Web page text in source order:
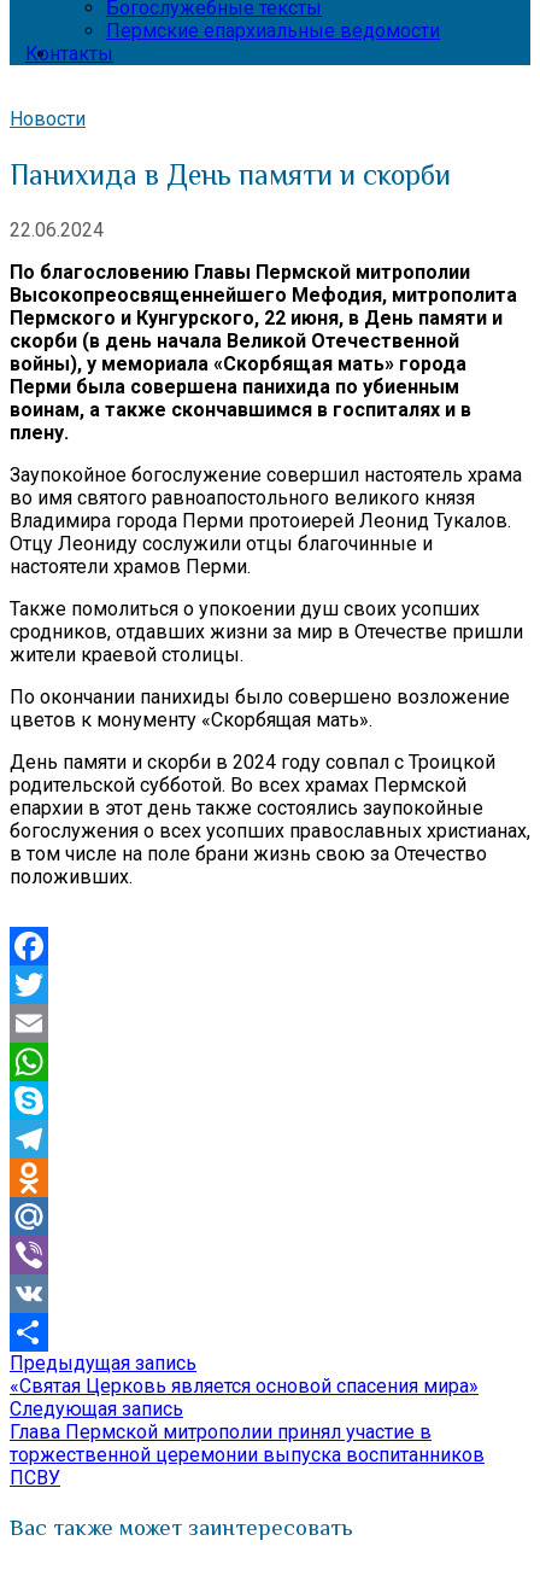
Богослужебные тексты
Пермские епархиальные ведомости
Контакты
Новости
Панихида в День памяти и скорби
22.06.2024
По благословению Главы Пермской митрополии
Высокопреосвященнейшего Мефодия, митрополита
Пермского и Кунгурского, 22 июня, в День памяти и
скорби (в день начала Великой Отечественной
войны), у мемориала «Скорбящая мать» города
Перми была совершена панихида по убиенным
воинам, а также скончавшимся в госпиталях и в
плену.
Заупокойное богослужение совершил настоятель храма
во имя святого равноапостольного великого князя
Владимира города Перми протоиерей Леонид Тукалов.
Отцу Леониду сослужили отцы благочинные и
настоятели храмов Перми.
Также помолиться о упокоении душ своих усопших
сродников, отдавших жизни за мир в Отечестве пришли
жители краевой столицы.
По окончании панихиды было совершено возложение
цветов к монументу «Скорбящая мать».
День памяти и скорби в 2024 году совпал с Троицкой
родительской субботой. Во всех храмах Пермской
епархии в этот день также состоялись заупокойные
богослужения о всех усопших православных христианах,
в том числе на поле брани жизнь свою за Отечество
положивших.
Facebook
Twitter
Email
WhatsApp
Skype
Telegram
Odnoklassniki
Mail.Ru
Viber
VK
Отправить
Навигация
по
записям
Предыдущая запись
запись:
«Святая Церковь является основой спасения мира»
Следующая запись
запись:
Глава Пермской митрополии принял участие в
торжественной церемонии выпуска воспитанников
ПСВУ
Вас также может заинтересовать